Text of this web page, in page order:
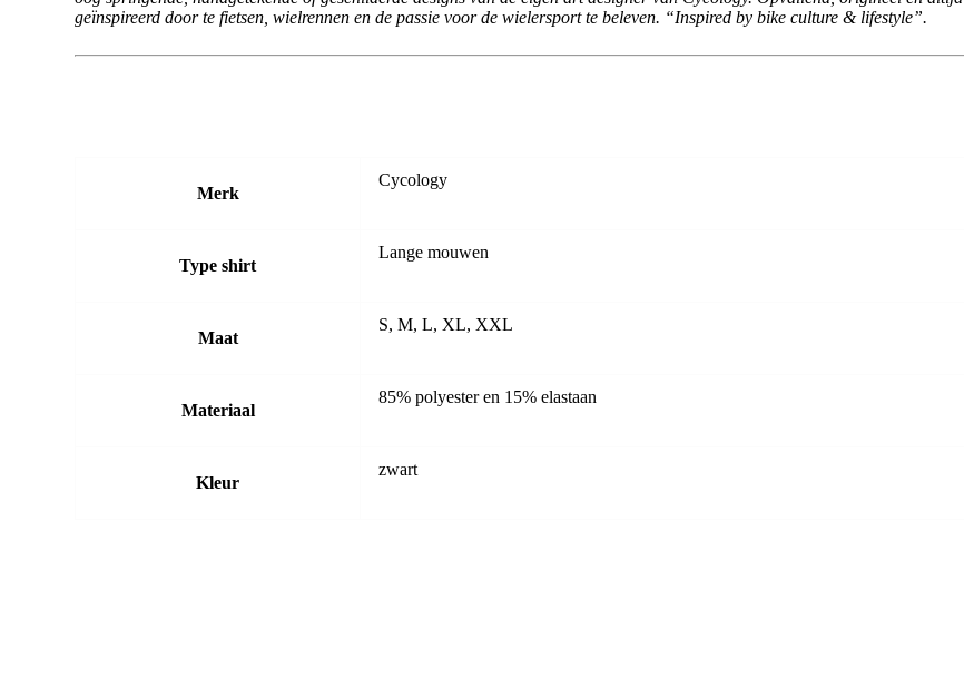
geïnspireerd door te fietsen, wielrennen en de passie voor de wielersport te beleven. “Inspired by bike culture & lifestyle”.
Merk
Cycology
Type shirt
Lange mouwen
Maat
S, M, L, XL, XXL
Materiaal
85% polyester en 15% elastaan
Kleur
zwart